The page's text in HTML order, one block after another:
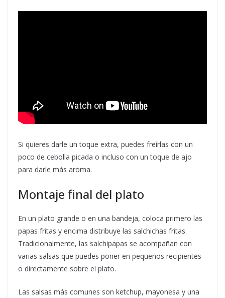
Si quieres darle un toque extra, puedes freírlas con un
poco de cebolla picada o incluso con un toque de ajo
para darle más aroma.
Montaje final del plato
En un plato grande o en una bandeja, coloca primero las
papas fritas y encima distribuye las salchichas fritas.
Tradicionalmente, las salchipapas se acompañan con
varias salsas que puedes poner en pequeños recipientes
o directamente sobre el plato.
Las salsas más comunes son ketchup, mayonesa y una